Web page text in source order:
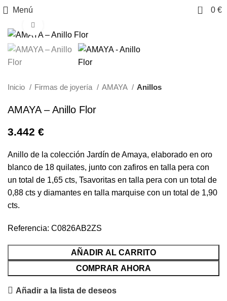
Menú 0 0 €
Inicio Firmas de joyería AMAYA Anillos
AMAYA – Anillo Flor
3.442 €
Anillo de la colección Jardín de Amaya, elaborado en oro
blanco de 18 quilates, junto con zafiros en talla pera con
un total de 1,65 cts, Tsavoritas en talla pera con un total de
0,88 cts y diamantes en talla marquise con un total de 1,90
cts.
Referencia: C0826AB2ZS
AÑADIR AL CARRITO
COMPRAR AHORA
Añadir a la lista de deseos